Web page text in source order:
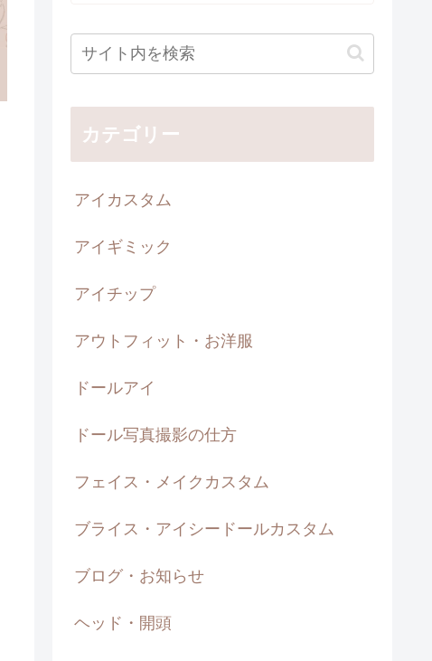
カテゴリー
アイカスタム
アイギミック
アイチップ
アウトフィット・お洋服
ドールアイ
ドール写真撮影の仕方
フェイス・メイクカスタム
ブライス・アイシードールカスタム
ブログ・お知らせ
ヘッド・開頭